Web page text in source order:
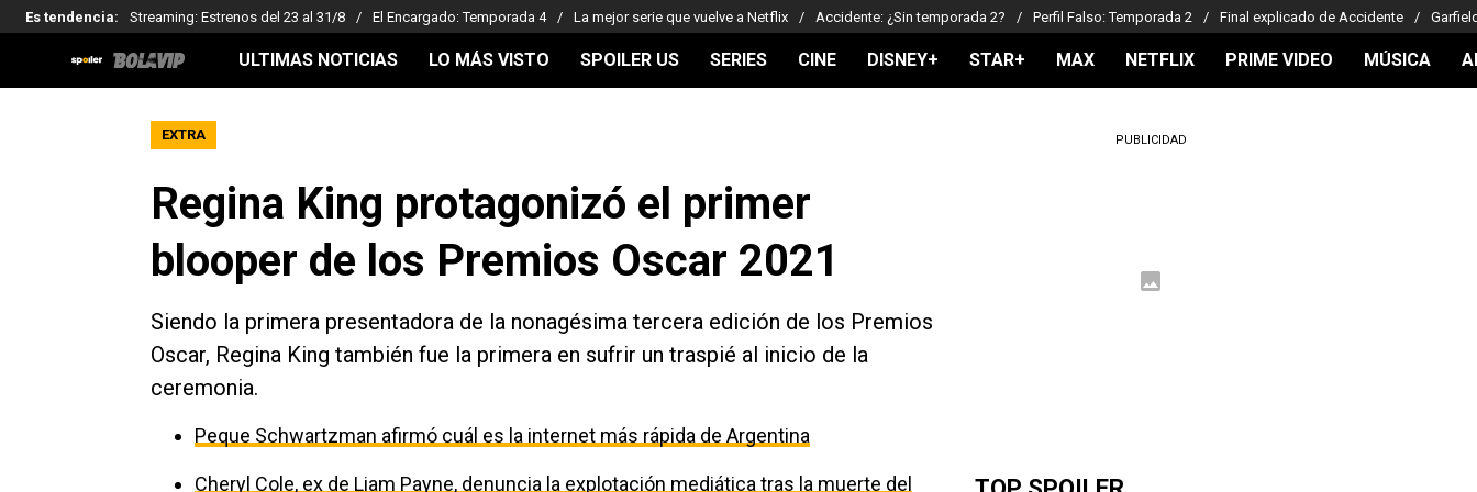
Es tendencia: Streaming: Estrenos del 23 al 31/8 El Encargado: Temporada 4 La mejor serie que vuelve a Netflix Accidente: ¿Sin temporada 2? Perfil Falso: Temporada 2 Final explicado de Accidente
ULTIMAS NOTICIAS LO MÁS VISTO SPOILER US SERIES CINE DISNEY+ STAR+ MAX NETFLIX PRIME VIDEO MÚSICA
EXTRA
Regina King protagonizó el primer
blooper de los Premios Oscar 2021
Siendo la primera presentadora de la nonagésima tercera edición de los Premios
Oscar, Regina King también fue la primera en sufrir un traspié al inicio de la
ceremonia.
Peque Schwartzman afirmó cuál es la internet más rápida de Argentina
Cheryl Cole, ex de Liam Payne, denuncia la explotación mediática tras la muerte del
PUBLICIDAD